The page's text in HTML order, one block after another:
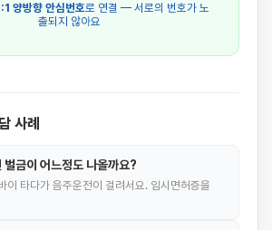
양방향 안심번호로 연결 — 서로의 번호가 노
출되지 않아요
사례
벌금이 어느정도 나올까요?
이 타다가 음주운전이 걸려서요. 임시면허증을